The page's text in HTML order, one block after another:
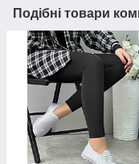
Подібні товари